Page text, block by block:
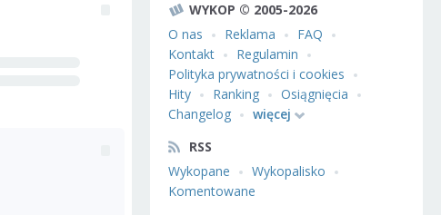
WYKOP © 2005-2026
O nas
Reklama
FAQ
Kontakt
Regulamin
Polityka prywatności i cookies
Hity
Ranking
Osiągnięcia
Changelog
więcej
RSS
Wykopane
Wykopalisko
Komentowane